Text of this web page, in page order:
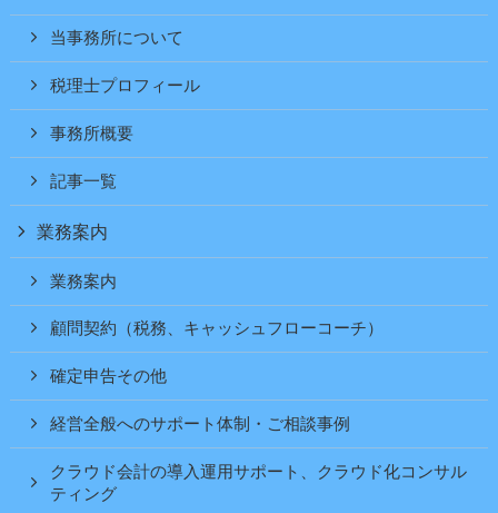
当事務所について
税理士プロフィール
事務所概要
記事一覧
業務案内
業務案内
顧問契約（税務、キャッシュフローコーチ）
確定申告その他
経営全般へのサポート体制・ご相談事例
クラウド会計の導入運用サポート、クラウド化コンサル
ティング